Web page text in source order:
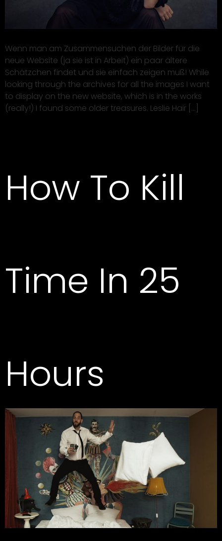
Wenn man am Zusammensuchen der Bilder für die
neue Website (ja sie ist in Arbeit) ein paar ältere
Schätzchen findet und sie einfach zeigen muß! While
looking through the archives for all the images I want
to display on the new website, which is in the works
(really!) I found some older treasures. Leslie Hair […]
How To Kill
Time In 25
Hours